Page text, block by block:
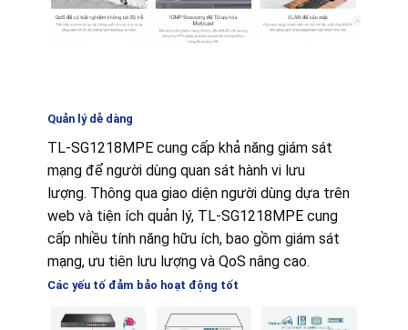
Quản lý dễ dàng
TL-SG1218MPE cung cấp khả năng giám sát
mạng để người dùng quan sát hành vi lưu
lượng. Thông qua giao diện người dùng dựa trên
web và tiện ích quản lý, TL-SG1218MPE cung
cấp nhiều tính năng hữu ích, bao gồm giám sát
mạng, ưu tiên lưu lượng và QoS nâng cao.
Các yếu tố đảm bảo hoạt động tốt